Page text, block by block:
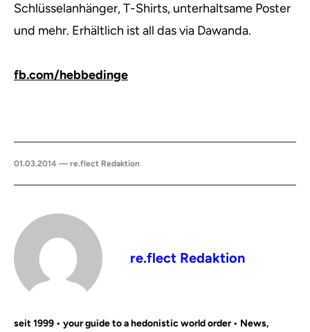
Schlüsselanhänger, T-Shirts, unterhaltsame Poster
und mehr. Erhältlich ist all das via Dawanda.
fb.com/hebbedinge
01.03.2014 — re.flect Redaktion
re.flect Redaktion
seit 1999 • your guide to a hedonistic world order • News,